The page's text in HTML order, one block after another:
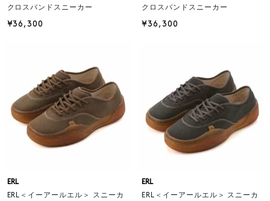
クロスバンドスニーカー
¥36,300
クロスバンドスニーカー
¥36,300
ERL
ERL＜イーアールエル＞ スニーカ
ERL
ERL＜イーアールエル＞ スニーカ